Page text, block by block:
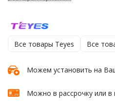
Все товары Teyes Все
Можем установить на
Можно в рассрочку или в